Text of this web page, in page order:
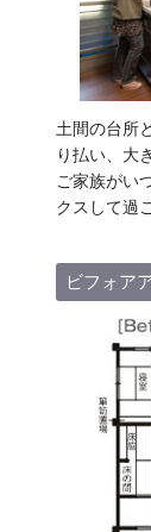
土間の台所
り払い、大
ご家族がい
クスして過
ビフォア